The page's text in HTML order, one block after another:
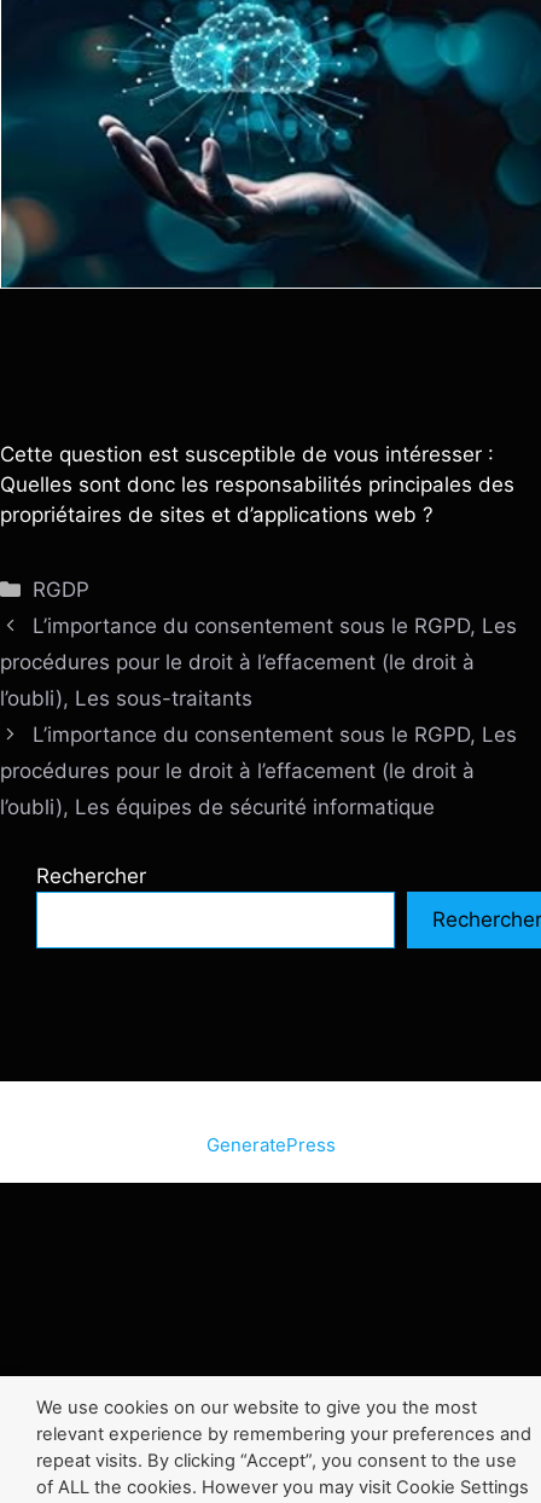
Cette question est susceptible de vous intéresser :
Quelles sont donc les responsabilités principales des
propriétaires de sites et d’applications web ?
Catégories
RGDP
L’importance du consentement sous le RGPD, Les
procédures pour le droit à l’effacement (le droit à
l’oubli), Les sous-traitants
L’importance du consentement sous le RGPD, Les
procédures pour le droit à l’effacement (le droit à
l’oubli), Les équipes de sécurité informatique
Rechercher
Rechercher
GeneratePress
We use cookies on our website to give you the most
relevant experience by remembering your preferences and
repeat visits. By clicking “Accept”, you consent to the use
of ALL the cookies. However you may visit Cookie Settings